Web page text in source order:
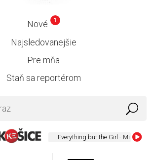
Nové 1
Najsledovanejšie
Pre mňa
Staň sa reportérom
Everything but the Girl - Missing